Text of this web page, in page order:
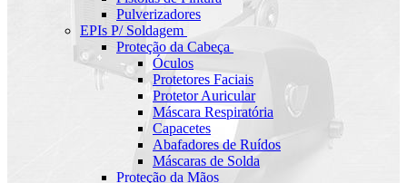
Pulverizadores
EPIs P/ Soldagem
Proteção da Cabeça
Óculos
Protetores Faciais
Protetor Auricular
Máscara Respiratória
Capacetes
Abafadores de Ruídos
Máscaras de Solda
Proteção da Mãos